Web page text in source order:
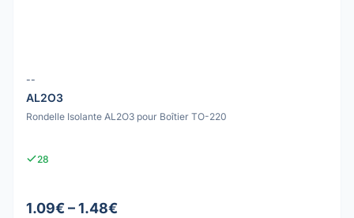
--
AL2O3
Rondelle Isolante AL2O3 pour Boîtier TO-220
28
1.09€ – 1.48€